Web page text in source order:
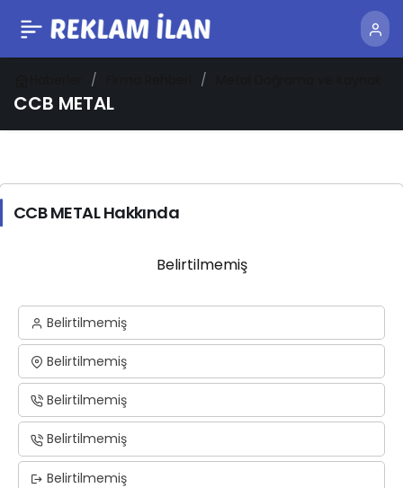
CCB METAL
CCB METAL Hakkında
Belirtilmemiş
Belirtilmemiş
Belirtilmemiş
Belirtilmemiş
Belirtilmemiş
Belirtilmemiş